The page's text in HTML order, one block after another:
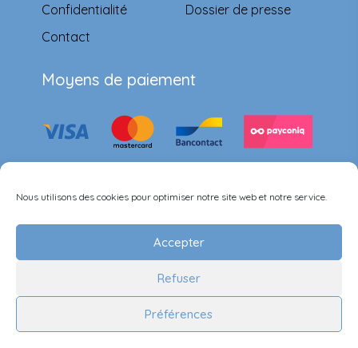
Nous utilisons des cookies pour optimiser notre site web et notre service.
Accepter
Refuser
Préférences
Confidentialité
Contact
Dossier de presse
Moyens de paiement
©Ernest & Célestine all rights reserved.